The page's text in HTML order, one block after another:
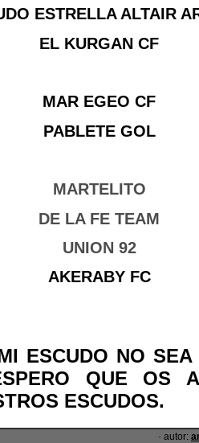
ESTRELLA ALTAIR
EL KURGAN CF
MAR EGEO CF
PABLETE GOL
MARTELITO
DE LA FE TEAM
UNION 92
AKERABY FC
ESCUDO NO
QUE OS
ESCUDOS.
· autor: